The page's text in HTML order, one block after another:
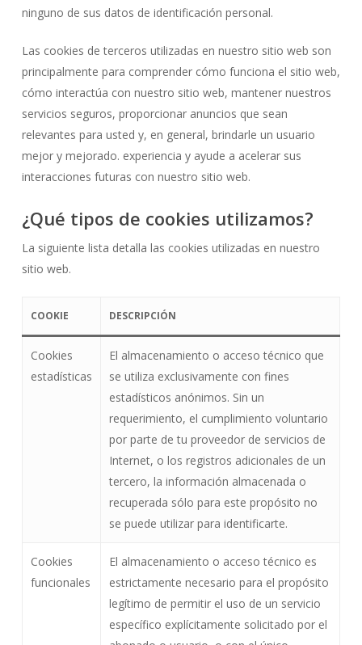
ninguno de sus datos de identificación personal.
Las cookies de terceros utilizadas en nuestro sitio web son
principalmente para comprender cómo funciona el sitio web,
cómo interactúa con nuestro sitio web, mantener nuestros
servicios seguros, proporcionar anuncios que sean
relevantes para usted y, en general, brindarle un usuario
mejor y mejorado. experiencia y ayude a acelerar sus
interacciones futuras con nuestro sitio web.
¿Qué tipos de cookies utilizamos?
La siguiente lista detalla las cookies utilizadas en nuestro
sitio web.
COOKIE DESCRIPCIÓN
Cookies
estadísticas
El almacenamiento o acceso técnico que
se utiliza exclusivamente con fines
estadísticos anónimos. Sin un
requerimiento, el cumplimiento voluntario
por parte de tu proveedor de servicios de
Internet, o los registros adicionales de un
tercero, la información almacenada o
recuperada sólo para este propósito no
se puede utilizar para identificarte.
Cookies
funcionales
El almacenamiento o acceso técnico es
estrictamente necesario para el propósito
legítimo de permitir el uso de un servicio
específico explícitamente solicitado por el